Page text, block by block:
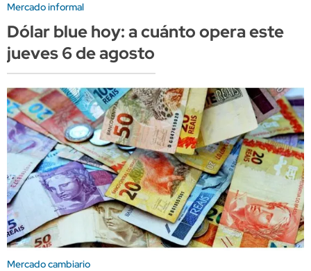
Mercado informal
Dólar blue hoy: a cuánto opera este
jueves 6 de agosto
Mercado cambiario